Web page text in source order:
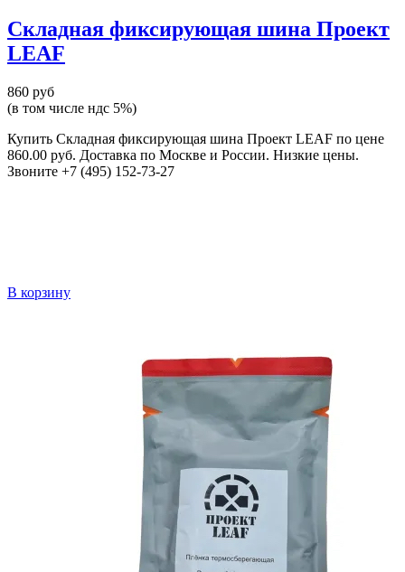
Складная фиксирующая шина Проект
LEAF
860 руб
(в том числе ндс 5%)
Купить Складная фиксирующая шина Проект LEAF по цене
860.00 руб. Доставка по Москве и России. Низкие цены.
Звоните +7 (495) 152-73-27
В корзину